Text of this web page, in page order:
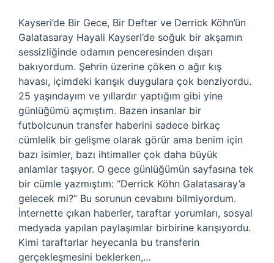
Kayseri’de Bir Gece, Bir Defter ve Derrick Köhn’ün
Galatasaray Hayali Kayseri’de soğuk bir akşamın
sessizliğinde odamın penceresinden dışarı
bakıyordum. Şehrin üzerine çöken o ağır kış
havası, içimdeki karışık duygulara çok benziyordu.
25 yaşındayım ve yıllardır yaptığım gibi yine
günlüğümü açmıştım. Bazen insanlar bir
futbolcunun transfer haberini sadece birkaç
cümlelik bir gelişme olarak görür ama benim için
bazı isimler, bazı ihtimaller çok daha büyük
anlamlar taşıyor. O gece günlüğümün sayfasına tek
bir cümle yazmıştım: “Derrick Köhn Galatasaray’a
gelecek mi?” Bu sorunun cevabını bilmiyordum.
İnternette çıkan haberler, taraftar yorumları, sosyal
medyada yapılan paylaşımlar birbirine karışıyordu.
Kimi taraftarlar heyecanla bu transferin
gerçekleşmesini beklerken,…